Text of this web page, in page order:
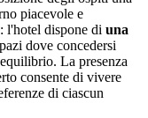
piacevole e
l'hotel dispone di una
dove concedersi
La presenza
consente di vivere
di ciascun